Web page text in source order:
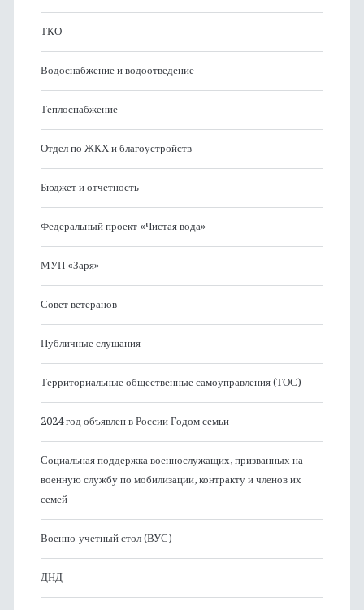
ТКО
Водоснабжение и водоотведение
Теплоснабжение
Отдел по ЖКХ и благоустройств
Бюджет и отчетность
Федеральный проект «Чистая вода»
МУП «Заря»
Совет ветеранов
Публичные слушания
Территориальные общественные самоуправления (ТОС)
2024 год объявлен в России Годом семьи
Социальная поддержка военнослужащих, призванных на
военную службу по мобилизации, контракту и членов их
семей
Военно-учетный стол (ВУС)
ДНД